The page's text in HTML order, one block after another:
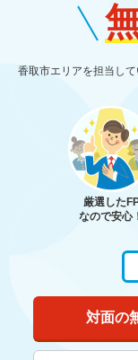
香取市エリアを担当し
厳選した
なので安心！
対面の